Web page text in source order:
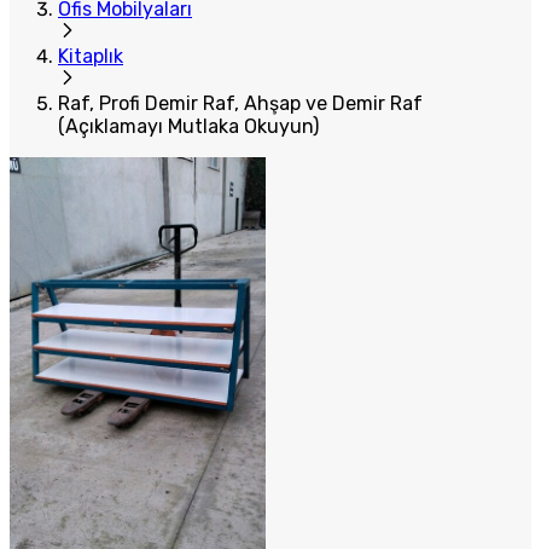
Ofis Mobilyaları
Kitaplık
Raf, Profi Demir Raf, Ahşap ve Demir Raf
(Açıklamayı Mutlaka Okuyun)